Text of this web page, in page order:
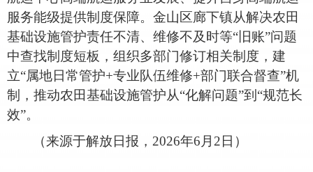
服务能级提供制度保障。金山区廊下镇从解决农田
基础设施管护责任不清、维修不及时等“旧账”问题
中查找制度短板，组织多部门修订相关制度，建
立“属地日常管护+专业队伍维修+部门联合督查”机
制，推动农田基础设施管护从“化解问题”到“规范长
效”。
（来源于解放日报， 2026年6月2日 ）